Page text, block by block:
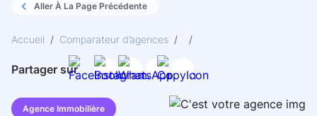
Aller À La Page Précédente
Accueil / Comparateur d’agences / /
Partager sur
Agence Immobilière